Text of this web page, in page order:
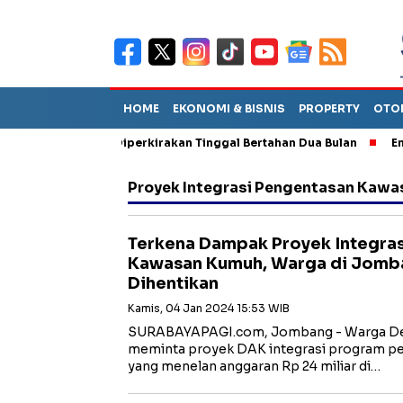
HOME EKONOMI & BISNIS PROPERTY
Sebut TPA Diperkirakan Tinggal Bertahan Dua Bulan
Proyek Integrasi Pengentasan
Terkena Dampak Proyek
Kawasan Kumuh, Warga di
Dihentikan
Kamis, 04 Jan 2024 15:53 WIB
SURABAYAPAGI.com, Jombang - Warga
meminta proyek DAK integrasi program
yang menelan anggaran Rp 24 miliar di…